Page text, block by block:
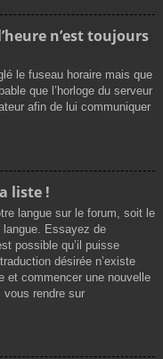
n’est toujours
le fuseau horaire mais que
que l’horloge du serveur
afin de lui communiquer
liste !
langue sur le forum, soit le
langue. Essayez de
possible qu’il puisse
désirée n’existe
et commencer une nouvelle
vous rendre sur